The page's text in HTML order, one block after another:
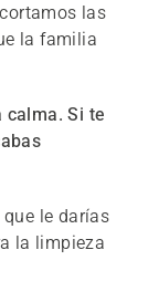
las
la familia
calma. Si te
le darías
la limpieza